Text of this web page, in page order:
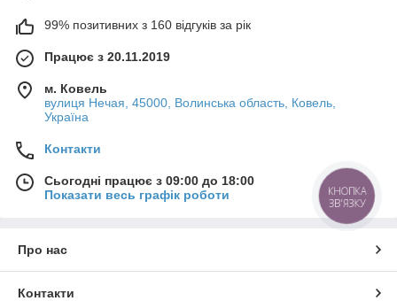
99% позитивних з 160 відгуків за рік
Працює з 20.11.2019
м. Ковель
вулиця Нечая, 45000, Волинська область, Ковель,
Україна
Контакти
Сьогодні працює з 09:00 до 18:00
Показати весь графік роботи
Про нас
Контакти
КНОПКА
ЗВ'ЯЗКУ